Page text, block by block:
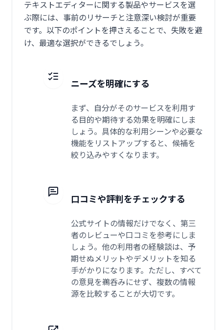
テキストエディターに関する製品やサービスを選
ぶ際には、事前のリサーチと注意深い検討が重要
です。以下のポイントを押さえることで、失敗を避
け、最適な選択ができるでしょう。
ニーズを明確にする
まず、自分がそのサービスを利用す
る目的や期待する効果を明確にしま
しょう。具体的な利用シーンや必要な
機能をリストアップすると、候補を
絞り込みやすくなります。
口コミや評判をチェックする
公式サイトの情報だけでなく、第三
者のレビューや口コミを参考にしま
しょう。他の利用者の経験談は、予
期せぬメリットやデメリットを知る
手がかりになります。ただし、すべて
の意見を鵜呑みにせず、複数の情報
源を比較することが大切です。